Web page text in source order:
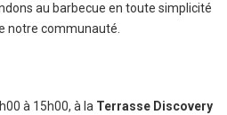
au barbecue en toute simplicité
notre communauté.
à 15h00, à la Terrasse Discovery